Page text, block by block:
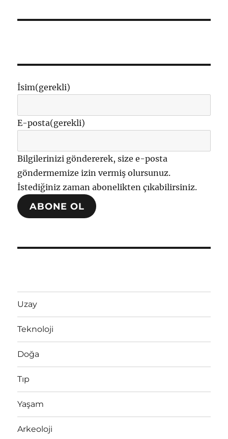
İsim(gerekli)
E-posta(gerekli)
Bilgilerinizi göndererek, size e-posta
göndermemize izin vermiş olursunuz.
İstediğiniz zaman abonelikten çıkabilirsiniz.
ABONE OL
Uzay
Teknoloji
Doğa
Tıp
Yaşam
Arkeoloji